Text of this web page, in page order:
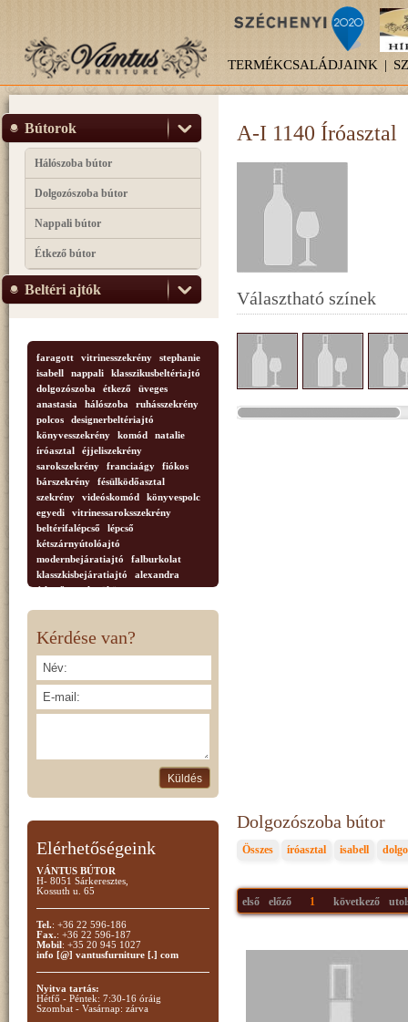
TERMÉKCSALÁDJAINK |
Bútorok
Hálószoba bútor
Dolgozószoba bútor
Nappali bútor
Étkező bútor
Beltéri ajtók
faragott vitrinesszekrény
stephanie
isabell
nappali
klasszikusbeltériajtó
dolgozószoba
étkező
üveges
anastasia
hálószoba
ruhásszekrény
polcos
designerbeltériajtó
könyvesszekrény
komód
natalie
íróasztal
éjjeliszekrény
sarokszekrény
franciaágy
fiókos
bárszekrény
fésülködőasztal
szekrény
videóskomód
könyvespolc
egyedi
vitrinessaroksszekrény
beltérifalépcső
lépcső
kétszárnyútolóajtó
modernbejáratiajtó
falburkolat
klasszkisbejáratiajtó
alexandra
étkezőasztal
tükör
díszoszlop
anastasia.nappali
négyajtós
Kérdése van?
Elérhetőségeink
VÁNTUS BÚTOR
H- 8051 Sárkeresztes,
Kossuth u. 65
Tel.: +36 22 596-186
Fax.: +36 22 596-187
Mobil: +35 20 945 1027
info [@] vantusfurniture [.] com
Nyitva tartás:
Hétfő - Péntek: 7:30-16 óráig
Szombat - Vasárnap: zárva
A-I 1140 Íróasztal
Választható színek
Dolgozószoba bútor
Összes íróasztal isabell
első előző 1 következő